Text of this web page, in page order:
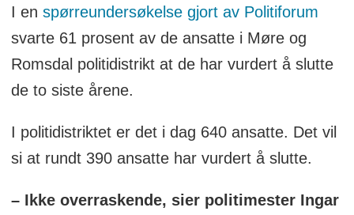
I en spørreundersøkelse gjort av Politiforum
svarte 61 prosent av de ansatte i Møre og
Romsdal politidistrikt at de har vurdert å slutte
de to siste årene.
I politidistriktet er det i dag 640 ansatte. Det vil
si at rundt 390 ansatte har vurdert å slutte.
– Ikke overraskende, sier politimester Ingar